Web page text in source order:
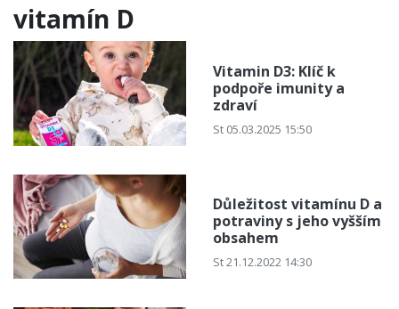
vitamín D
Vitamin D3: Klíč k
podpoře imunity a
zdraví
St 05.03.2025 15:50
Důležitost vitamínu D a
potraviny s jeho vyšším
obsahem
St 21.12.2022 14:30